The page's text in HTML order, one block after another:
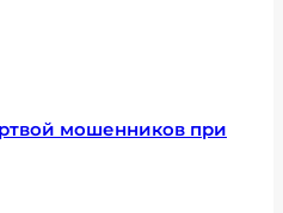
мошенников при